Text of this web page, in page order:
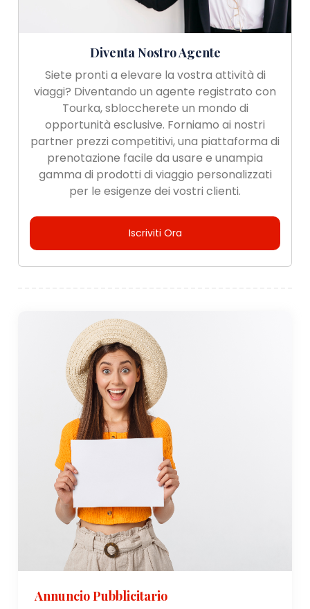
Diventa Nostro Agente
Siete pronti a elevare la vostra attività di
viaggi? Diventando un agente registrato con
Tourka, sbloccherete un mondo di
opportunità esclusive. Forniamo ai nostri
partner prezzi competitivi, una piattaforma di
prenotazione facile da usare e unampia
gamma di prodotti di viaggio personalizzati
per le esigenze dei vostri clienti.
Iscriviti Ora
Annuncio Pubblicitario